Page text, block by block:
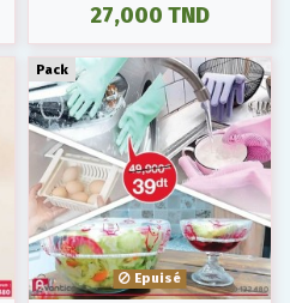
27,000 TND
Pack
Epuisé